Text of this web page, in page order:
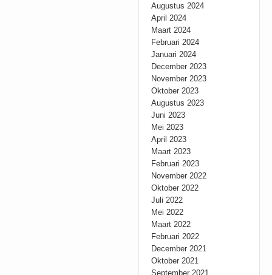
Augustus 2024
April 2024
Maart 2024
Februari 2024
Januari 2024
December 2023
November 2023
Oktober 2023
Augustus 2023
Juni 2023
Mei 2023
April 2023
Maart 2023
Februari 2023
November 2022
Oktober 2022
Juli 2022
Mei 2022
Maart 2022
Februari 2022
December 2021
Oktober 2021
September 2021